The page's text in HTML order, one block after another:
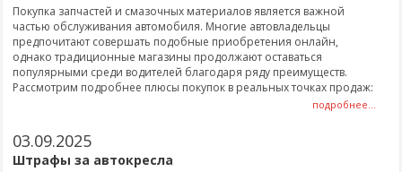
Покупка запчастей и смазочных материалов является важной
частью обслуживания автомобиля. Многие автовладельцы
предпочитают совершать подобные приобретения онлайн,
однако традиционные магазины продолжают оставаться
популярными среди водителей благодаря ряду преимуществ.
Рассмотрим подробнее плюсы покупок в реальных точках продаж:
подробнее...
03.09.2025
Штрафы за автокресла